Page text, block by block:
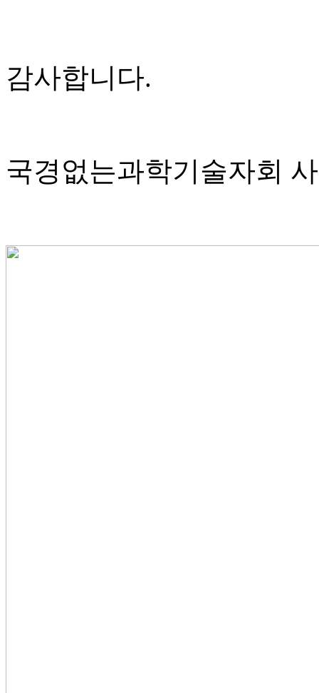
감사합니다.
국경없는과학기술자회